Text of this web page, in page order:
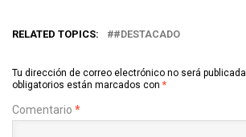
RELATED TOPICS: #DESTACADO
Tu dirección de correo electrónico no será publicada.
obligatorios están marcados con *
Comentario *